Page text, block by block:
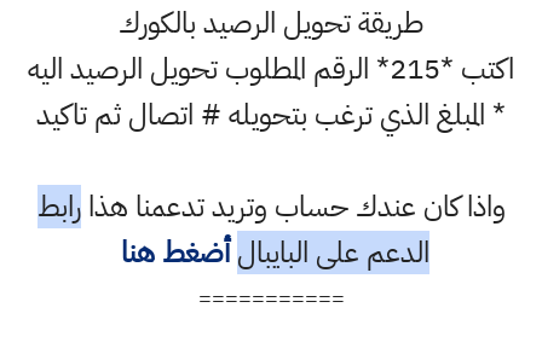
طريقة تحويل الرصيد بالكورك
اكتب *215* الرقم المطلوب تحويل الرصيد اليه
* المبلغ الذي ترغب بتحويله # اتصال ثم تاكيد
واذا كان عندك حساب وتريد تدعمنا هذارابط
الدعم على البايبال أضغط هنا
===========